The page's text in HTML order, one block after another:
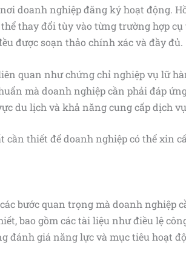
doanh nghiệp đăng ký hoạt động.
thay đổi tùy vào từng trường hợp
được soạn thảo chính xác và đầy đủ.
quan như chứng chỉ nghiệp vụ lữ
mà doanh nghiệp cần phải đáp
du lịch và khả năng cung cấp dịch
cần thiết để doanh nghiệp có thể xin
bước quan trọng mà doanh nghiệp
bao gồm các tài liệu như điều lệ
đánh giá năng lực và mục tiêu hoạt